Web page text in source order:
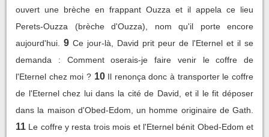
ouvert une brèche en frappant Ouzza et il appela ce lieu
Perets-Ouzza (brèche d'Ouzza), nom qu'il porte encore
aujourd'hui.
9 Ce jour-là, David prit peur de l'Eternel et il se
demanda : Comment oserais-je faire venir le coffre de
l'Eternel chez moi ? 10 Il renonça donc à transporter le coffre
de l'Eternel chez lui dans la cité de David, et il le fit déposer
dans la maison d'Obed-Edom, un homme originaire de Gath.
11 Le coffre y resta trois mois et l'Eternel bénit Obed-Edom et